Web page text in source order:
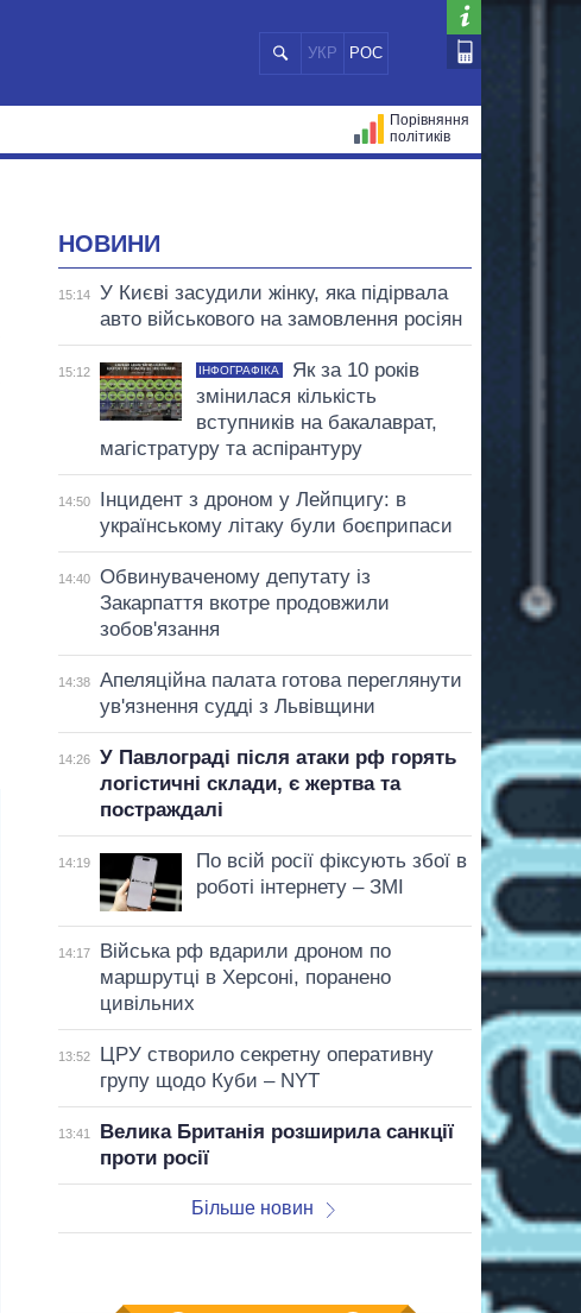
УКР РОС
Порівняння
політиків
НОВИНИ
15:14
У Києві засудили жінку, яка підірвала
авто військового на замовлення росіян
15:12 ІНФОГРАФІКА
Як за 10 років
змінилася кількість
вступників на бакалаврат,
магістратуру та аспірантуру
14:50
Інцидент з дроном у Лейпцигу: в
українському літаку були боєприпаси
14:40
Обвинуваченому депутату із
Закарпаття вкотре продовжили
зобов'язання
14:38
Апеляційна палата готова переглянути
ув'язнення судді з Львівщини
14:26
У Павлограді після атаки рф горять
логістичні склади, є жертва та
постраждалі
14:19
По всій росії фіксують збої в
роботі інтернету – ЗМІ
14:17
Війська рф вдарили дроном по
маршрутці в Херсоні, поранено
цивільних
13:52
ЦРУ створило секретну оперативну
групу щодо Куби – NYT
13:41
Велика Британія розширила санкції
проти росії
Більше новин